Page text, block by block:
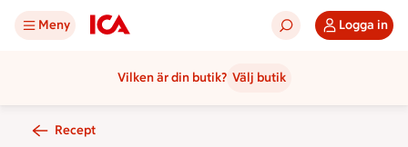
Meny Logga in
Vilken är din butik? Välj butik
Recept